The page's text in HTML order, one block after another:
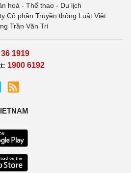
hoá - Thể thao - Du lịch
Cổ phần Truyền thông Luật Việt
Trần Văn Trí
1919
1900 6192